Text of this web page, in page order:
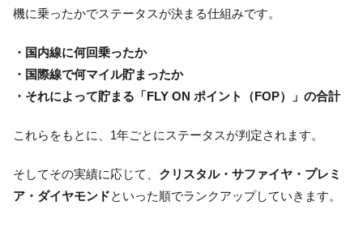
機に乗ったかでステータスが決まる仕組みです。
・国内線に何回乗ったか
・国際線で何マイル貯まったか
・それによって貯まる「FLY ON ポイント（FOP）」の合計
これらをもとに、1年ごとにステータスが判定されます。
そしてその実績に応じて、 クリスタル・サファイヤ・プレミ
ア・ダイヤモンドといった順でランクアップしていきます。